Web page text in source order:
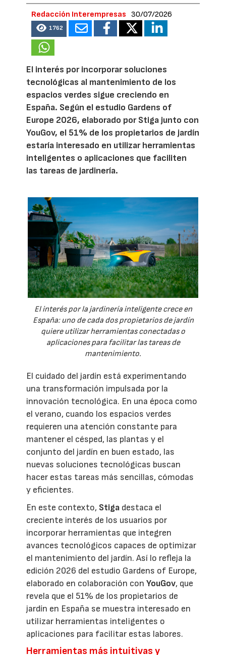
Redacción Interempresas 30/07/2026
1762
El interés por incorporar soluciones
tecnológicas al mantenimiento de los
espacios verdes sigue creciendo en
España. Según el estudio Gardens of
Europe 2026, elaborado por Stiga junto con
YouGov, el 51% de los propietarios de jardín
estaría interesado en utilizar herramientas
inteligentes o aplicaciones que faciliten
las tareas de jardinería.
El interés por la jardinería inteligente crece en
España: uno de cada dos propietarios de jardín
quiere utilizar herramientas conectadas o
aplicaciones para facilitar las tareas de
mantenimiento.
El cuidado del jardín está experimentando
una transformación impulsada por la
innovación tecnológica. En una época como
el verano, cuando los espacios verdes
requieren una atención constante para
mantener el césped, las plantas y el
conjunto del jardín en buen estado, las
nuevas soluciones tecnológicas buscan
hacer estas tareas más sencillas, cómodas
y eficientes.
En este contexto, Stiga destaca el
creciente interés de los usuarios por
incorporar herramientas que integren
avances tecnológicos capaces de optimizar
el mantenimiento del jardín. Así lo refleja la
edición 2026 del estudio Gardens of Europe,
elaborado en colaboración conYouGov, que
revela que el 51% de los propietarios de
jardín en España se muestra interesado en
utilizar herramientas inteligentes o
aplicaciones para facilitar estas labores.
Herramientas más intuitivas y